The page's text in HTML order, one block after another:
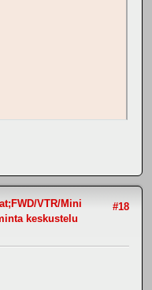
#18
VTR/Mini
keskustelu